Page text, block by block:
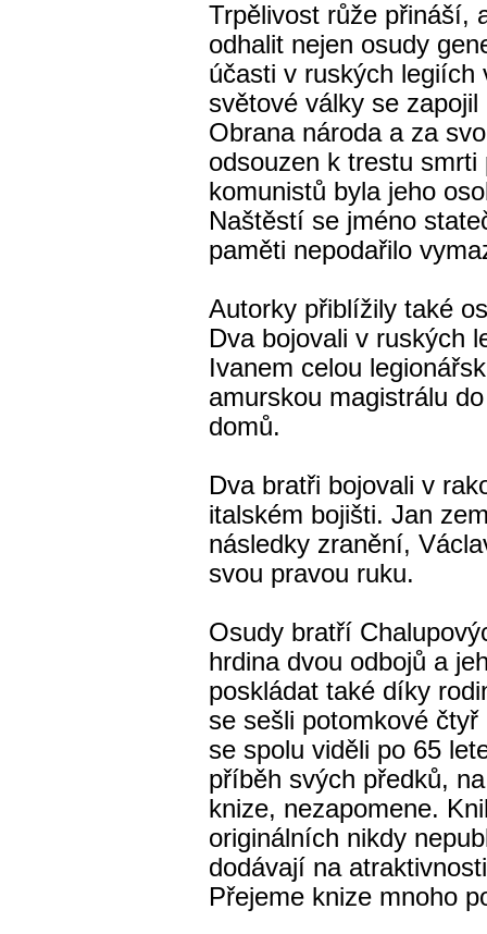
Trpělivost růže přináší,
odhalit nejen osudy
účasti v ruských legiích
světové války se
Obrana národa a za
odsouzen k trestu
komunistů byla jeho
Naštěstí se jméno
paměti nepodařilo
Autorky přiblížily také
Dva bojovali v ruských
Ivanem celou
amurskou magistrálu
domů.
Dva bratři bojovali v
italském bojišti. Jan
následky zranění,
svou pravou ruku.
Osudy bratří
hrdina dvou odbojů a
poskládat také díky
se sešli potomkové
se spolu viděli po 65
příběh svých předků,
knize, nezapomene.
originálních nikdy
dodávají na
Přejeme knize mnoho